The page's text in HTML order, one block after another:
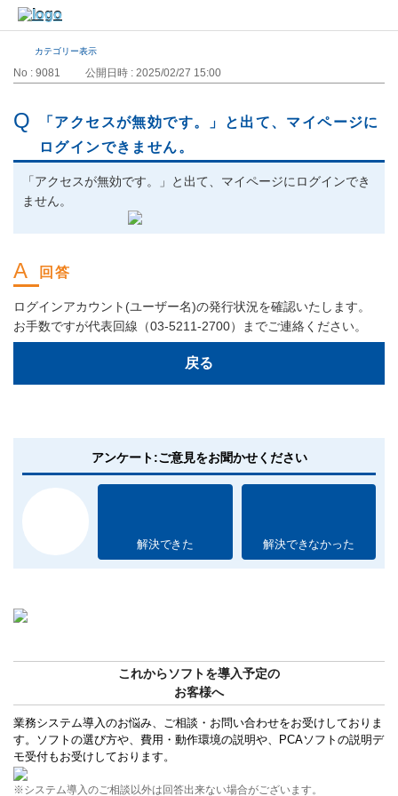
カテゴリー表示
No : 9081 公開日時 : 2025/02/27 15:00
「アクセスが無効です。」と出て、マイページに
ログインできません。
「アクセスが無効です。」と出て、マイページにログインでき
ません。
ログインアカウント(ユーザー名)の発行状況を確認いたします。
お手数ですが代表回線（03-5211-2700）までご連絡ください。
戻る
アンケート:ご意見をお聞かせください
解決できた 解決できなかった
これからソフトを導入予定の
お客様へ
業務システム導入のお悩み、ご相談・お問い合わせをお受けしておりま
す。ソフトの選び方や、費用・動作環境の説明や、PCAソフトの説明デ
モ受付もお受けしております。
※システム導入のご相談以外は回答出来ない場合がございます。